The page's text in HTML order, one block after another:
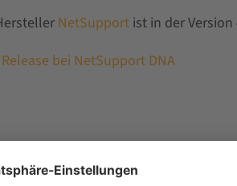
NetSupport ist in der
bei NetSupport DNA